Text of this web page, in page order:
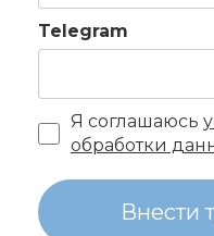
Telegram
Я соглашаюсь
обработки
Внести